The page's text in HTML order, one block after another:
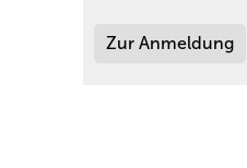
Zur Anmeldung